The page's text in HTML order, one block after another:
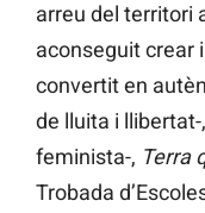
arreu del territori
aconseguit crear
convertit en
de lluita i llibertat-,
feminista-, Terra
Trobada